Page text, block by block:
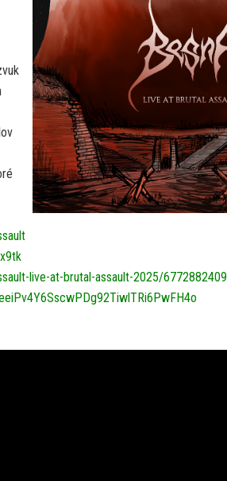
live-at-brutal-assault-2025/6772882409